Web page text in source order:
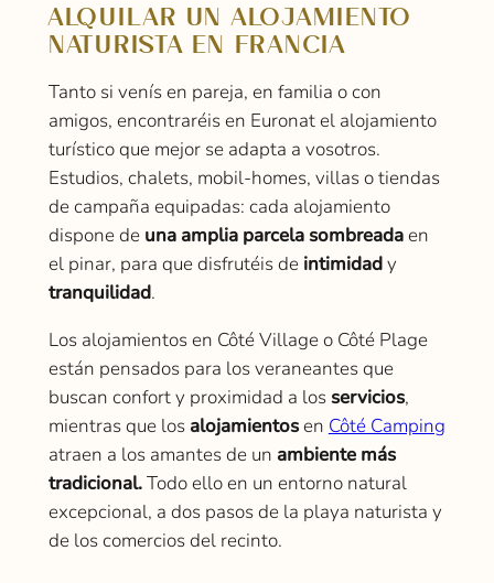
ALQUILAR UN ALOJAMIENTO
NATURISTA EN FRANCIA
Tanto si venís en pareja, en familia o con
amigos, encontraréis en Euronat el alojamiento
turístico que mejor se adapta a vosotros.
Estudios, chalets, mobil-homes, villas o tiendas
de campaña equipadas: cada alojamiento
dispone de una amplia parcela sombreadaen
el pinar, para que disfrutéis de intimidady
tranquilidad.
Los alojamientos en Côté Village o Côté Plage
están pensados para los veraneantes que
buscan confort y proximidad a losservicios,
mientras que los alojamientosen Côté Camping
atraen a los amantes de un ambiente más
tradicional.Todo ello en un entorno natural
excepcional, a dos pasos de la playa naturista y
de los comercios del recinto.